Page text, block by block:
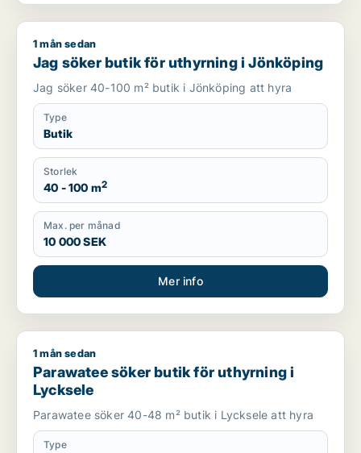
Jag söker butik för uthyrning i Jönköping
1 mån sedan
Jag söker butik för uthyrning i Jönköping
Jag söker 40-100 m² butik i Jönköping att hyra
Type
Butik
Storlek
40 - 100 m2
Max. per månad
10 000 SEK
Mer info
Parawatee söker butik för uthyrning i Lycksele
1 mån sedan
Parawatee söker butik för uthyrning i
Lycksele
Parawatee söker 40-48 m² butik i Lycksele att hyra
Type